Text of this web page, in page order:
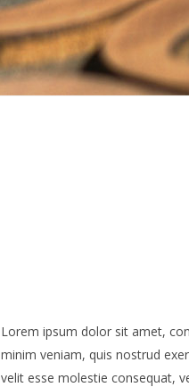
Lorem ipsum dolor sit amet,
minim veniam, quis nostrud
velit esse molestie consequat,